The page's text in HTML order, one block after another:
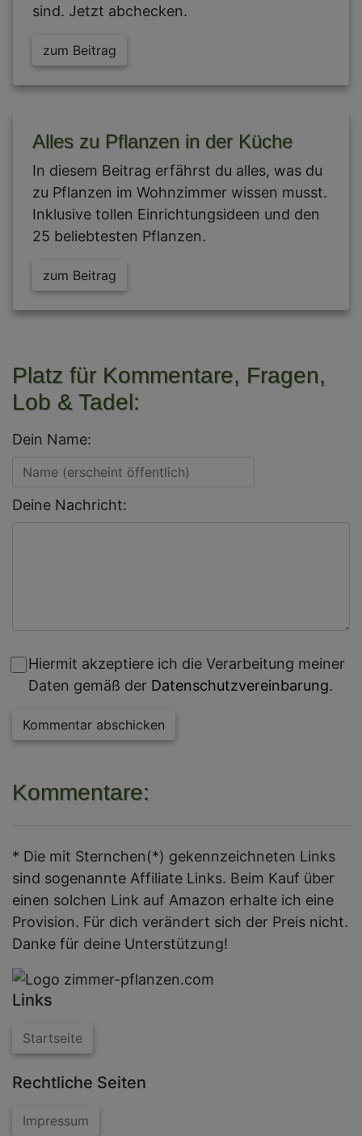
sind. Jetzt abchecken.
zum Beitrag
Alles zu Pflanzen in der Küche
In diesem Beitrag erfährst du alles, was du
zu Pflanzen im Wohnzimmer wissen musst.
Inklusive tollen Einrichtungsideen und den
25 beliebtesten Pflanzen.
zum Beitrag
Platz für Kommentare, Fragen,
Lob & Tadel:
Dein Name:
Deine Nachricht:
Hiermit akzeptiere ich die Verarbeitung meiner
Daten gemäß der Datenschutzvereinbarung.
Kommentar abschicken
Kommentare:
* Die mit Sternchen(*) gekennzeichneten Links
sind sogenannte Affiliate Links. Beim Kauf über
einen solchen Link auf Amazon erhalte ich eine
Provision. Für dich verändert sich der Preis nicht.
Danke für deine Unterstützung!
Links
Startseite
Rechtliche Seiten
Impressum